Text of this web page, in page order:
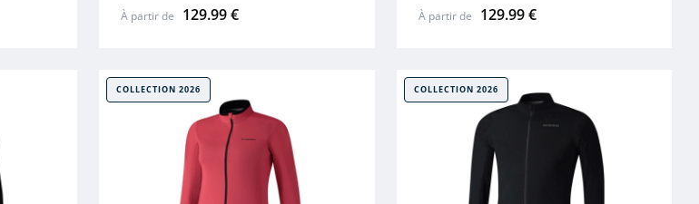
À partir de 129.99 € À partir de 129.99 €
COLLECTION 2026 COLLECTION 2026